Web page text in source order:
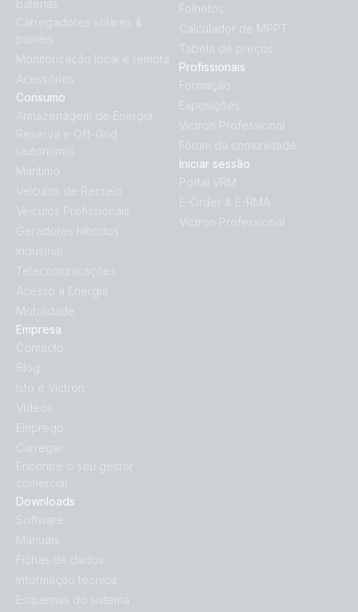
baterias
Carregadores solares &
painéis
Monitorização local e remota
Acessórios
Downloads
Software
Manuais
Fichas de dados
Informação técnica
Esquemas do sistema
Consumo
Armazenagem de Energia
Reserva e Off-Grid
(autonomo)
Marítimo
Veículos de Recreio
Veículos Profissionais
Geradores híbridos
Industrial
Telecomunicações
Acesso à Energia
Mobilidade
Empresa
Contacto
Blog
Isto é Victron
Vídeos
Emprego
Carregar
Encontre o seu gestor
comercial
Folhetos
Calculador de MPPT
Tabela de preços
Profissionais
Formação
Exposições
Victron Professional
Fórum da comunidade
Iniciar sessão
Portal VRM
E-Order & E-RMA
Victron Professional